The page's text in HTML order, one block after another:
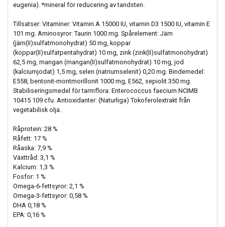
eugenia). *mineral för reducering av tandsten.
Tillsatser: Vitaminer: Vitamin A 15000 IU, vitamin D3 1500 IU, vitamin E
101 mg. Aminosyror: Taurin 1000 mg. Spårelement: Järn
(järn(II)sulfatmonohydrat) 50 mg, koppar
(koppar(II)sulfatpentahydrat) 10 mg, zink (zink(II)sulfatmonohydrat)
62,5 mg, mangan (mangan(II)sulfatmonohydrat) 10 mg, jod
(kalciumjodat) 1,5 mg, selen (natriumselenit) 0,20 mg. Bindemedel:
E558, bentonit-montmorillonit 1000 mg, E562, sepiolit 350 mg.
Stabiliseringsmedel för tarmflora: Enterococcus faecium NCIMB
10415 109 cfu. Antioxidanter: (Naturliga) Tokoferolextrakt från
vegetabilisk olja.
Råprotein: 28 %
Råfett: 17 %
Råaska: 7,9 %
Växttråd: 3,1 %
Kalcium: 1,3 %
Fosfor: 1 %
Omega-6-fettsyror: 2,1 %
Omega-3-fettsyror: 0,58 %
DHA 0,18 %
EPA: 0,16 %